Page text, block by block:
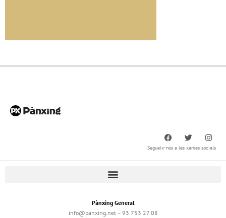
Segueix-nos a les xarxes socials
Pànxing General
info@panxing.net – 93 753 27 08